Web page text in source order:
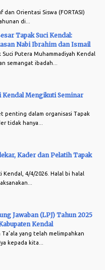
dan Orientasi Siswa (FORTASI)
di...
Tapak Suci Kendal:
Nabi Ibrahim dan Ismail
Suci Putera Muhammadiyah Kendal
semangat ibadah...
Kendal Mengikuti Seminar
penting dalam organisasi Tapak
tidak hanya...
Kader dan Pelatih Tapak
Kendal, 4/4/2026. Halal bi halal
Jawaban (LPJ) Tahun 2025
Kendal
yang telah melimpahkan
kepada kita...